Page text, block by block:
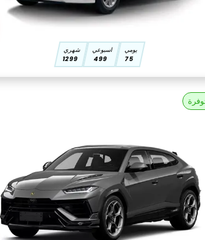
يومي
75
اسبوعي
499
شهري
1299